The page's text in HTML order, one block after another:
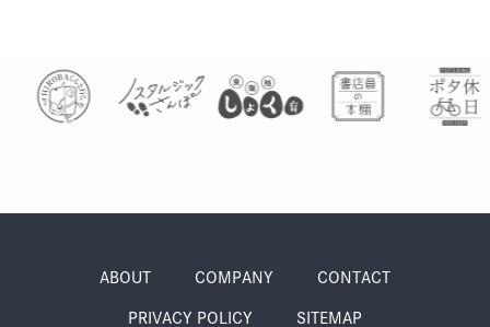
さんぽ
体験
ABOUT COMPANY CONTACT
PRIVACY POLICY SITEMAP